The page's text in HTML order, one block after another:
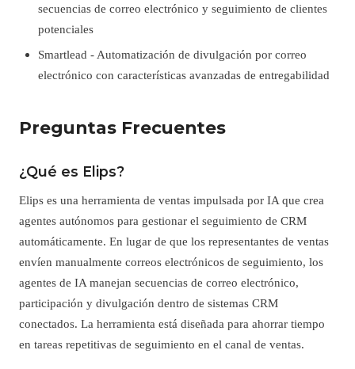
secuencias de correo electrónico y seguimiento de clientes
potenciales
Smartlead - Automatización de divulgación por correo
electrónico con características avanzadas de entregabilidad
Preguntas Frecuentes
¿Qué es Elips?
Elips es una herramienta de ventas impulsada por IA que crea
agentes autónomos para gestionar el seguimiento de CRM
automáticamente. En lugar de que los representantes de ventas
envíen manualmente correos electrónicos de seguimiento, los
agentes de IA manejan secuencias de correo electrónico,
participación y divulgación dentro de sistemas CRM
conectados. La herramienta está diseñada para ahorrar tiempo
en tareas repetitivas de seguimiento en el canal de ventas.